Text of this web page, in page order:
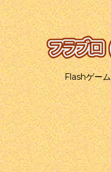
Flashゲー